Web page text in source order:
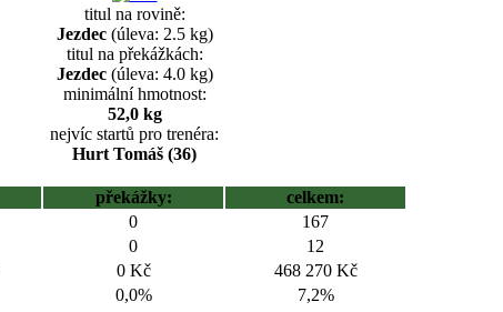
titul na rovině:
Jezdec(úleva: 2.5 kg)
titul na překážkách:
Jezdec(úleva: 4.0 kg)
minimální hmotnost:
52,0 kg
nejvíc startů pro trenéra:
Hurt Tomáš (36)
překážky:
celkem:
0
167
0
12
0 Kč
468 270 Kč
0,0%
7,2%